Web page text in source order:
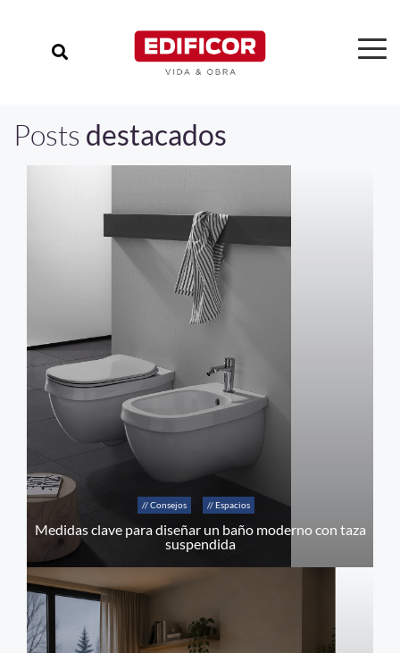
Posts destacados
// Consejos // Espacios
Medidas clave para diseñar un baño moderno con taza
suspendida